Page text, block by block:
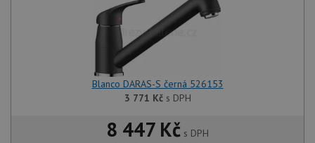
Blanco DARAS-S černá 526153
3 771 Kčs DPH
8 447 Kč s DPH